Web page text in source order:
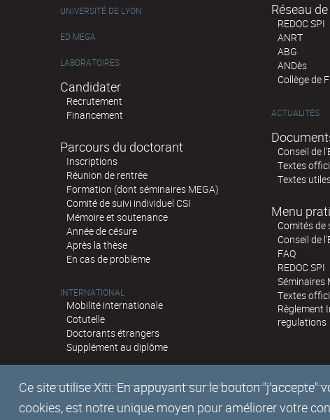
Ce site utilise Xiti. En appuyant sur le bouton "j'accepte"
cookies, est notre unique moyen pour améliorer votre
UNIVERSITÉ DE LYON
ED MEGA
LABORATOIRES
Candidater
Recrutement
Financement
Parcours du doctorant
Inscriptions
Réunion de rentrée
Formation (dont séminaires MEGA)
Comité de suivi individuel CSI
Mémoire et soutenance
Année de césure
Après la thèse
En cas de problème
INTERNATIONAL
Mobilité internationale
Cotutelle
Doctorants étrangers
Supplément au diplôme
Réseau de
REDOC SPI
ANRT
ABG
ANDès
Collège de
ACTUALITÉS
Conseil de
Textes
Textes
Menu
Comités de
Conseil de
FAQ
REDOC SPI
Séminaires
Textes
Règlement
regulations